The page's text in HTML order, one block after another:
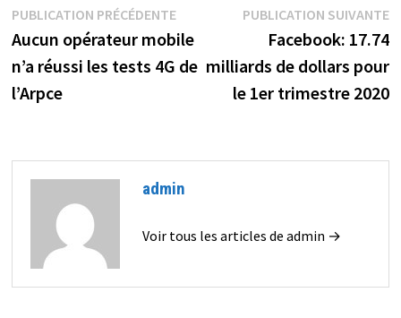
Navigation
de
l’article
PUBLICATION PRÉCÉDENTEPublication
précédente :
Aucun opérateur mobile
n’a réussi les tests 4G de
l’Arpce
PUBLICATION SUIVANTE
Facebook: 17.74
milliards de dollars pour
le 1er trimestre 2020
admin
Voir tous les articles de admin →